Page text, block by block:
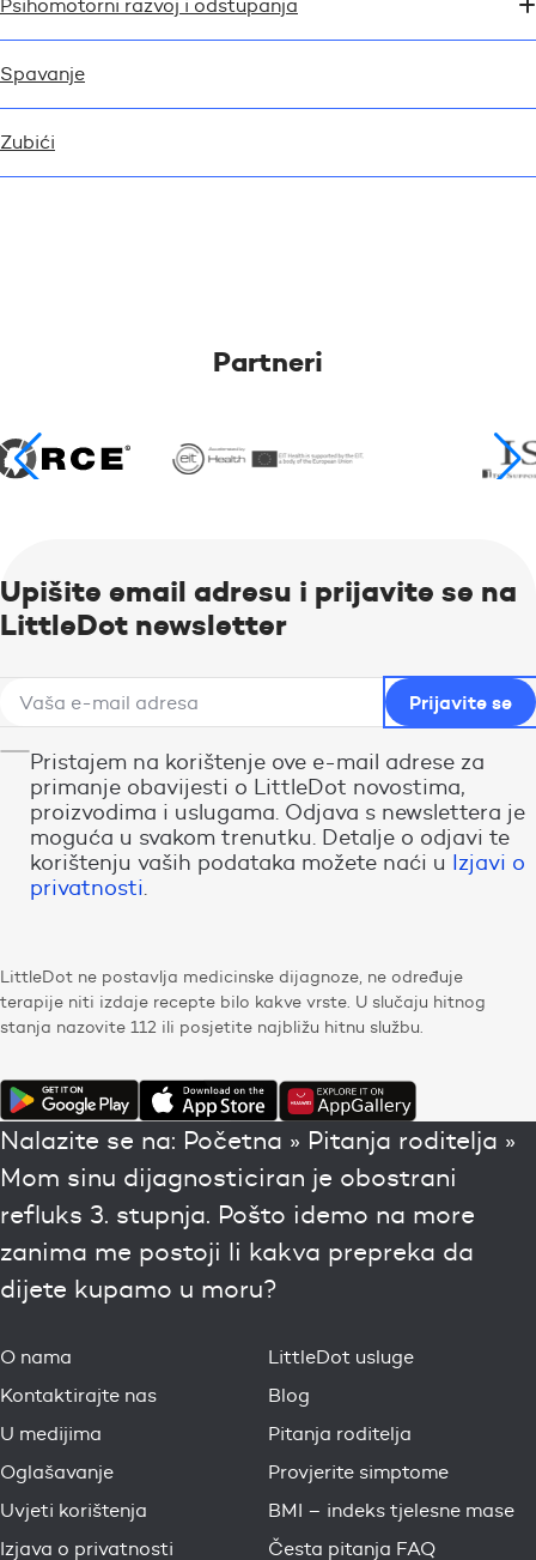
Psihomotorni razvoj i odstupanja
Spavanje
Zubići
Partneri
Upišite email adresu i prijavite se na
LittleDot newsletter
Pristajem na korištenje ove e-mail adrese za
primanje obavijesti o LittleDot novostima,
proizvodima i uslugama. Odjava s newslettera je
moguća u svakom trenutku. Detalje o odjavi te
korištenju vaših podataka možete naći u Izjavi o
privatnosti.
LittleDot ne postavlja medicinske dijagnoze, ne određuje
terapije niti izdaje recepte bilo kakve vrste. U slučaju hitnog
stanja nazovite 112 ili posjetite najbližu hitnu službu.
Nalazite se na: Početna » Pitanja roditelja »
Mom sinu dijagnosticiran je obostrani
refluks 3. stupnja. Pošto idemo na more
zanima me postoji li kakva prepreka da
dijete kupamo u moru?
O nama
Kontaktirajte nas
U medijima
Oglašavanje
Uvjeti korištenja
Izjava o privatnosti
LittleDot usluge
Blog
Pitanja roditelja
Provjerite simptome
BMI – indeks tjelesne mase
Česta pitanja FAQ